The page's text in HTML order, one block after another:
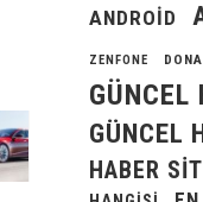
ANDROID
ZENFONE
GÜNCEL
GÜNCEL
HABER